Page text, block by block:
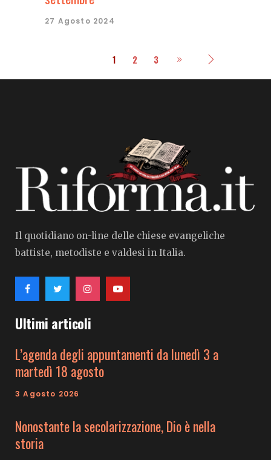
27 Agosto 2024
1 2 3
Il quotidiano on-line delle chiese evangeliche
battiste, metodiste e valdesi in Italia.
Ultimi articoli
L’agenda degli appuntamenti da lunedì 3 a
martedì 18 agosto
3 Agosto 2026
Nonostante la secolarizzazione, Dio è nella
storia